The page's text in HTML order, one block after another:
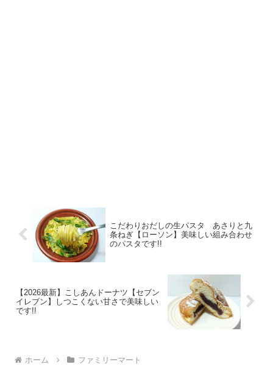
こだわりおだしの生パスタ あさりと九
条ねぎ【ローソン】美味しい組み合わせ
のパスタです!!
【2026最新】こしあんドーナツ【セブン
イレブン】しつこくない甘さで美味しい
です!!
ホーム ファミリーマート